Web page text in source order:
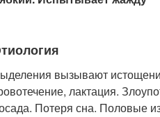
вызывают
лактация.
Потеря сна. Половые